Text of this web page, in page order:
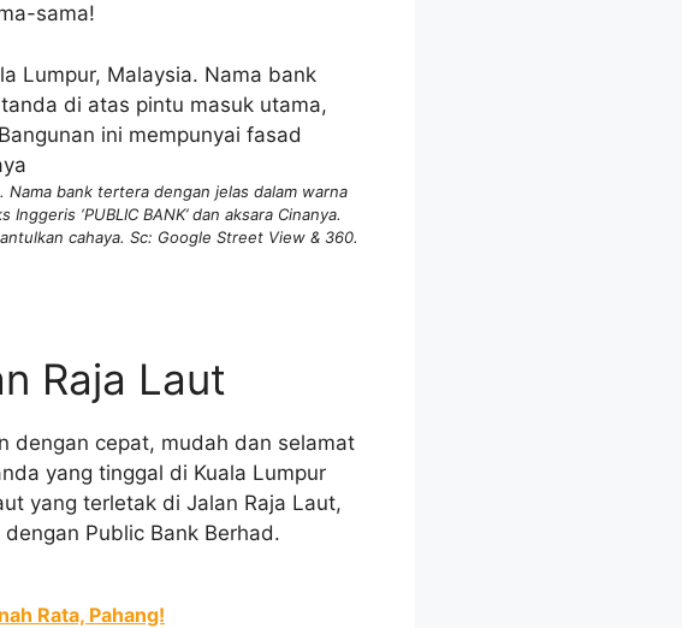
sama!
Nama bank tertera dengan jelas dalam warna
‘PUBLIC BANK’ dan aksara Cinanya.
cahaya. Sc: Google Street View & 360.
Raja Laut
dengan cepat, mudah dan selamat
yang tinggal di Kuala Lumpur
yang terletak di Jalan Raja Laut,
Public Bank Berhad.
Rata, Pahang!